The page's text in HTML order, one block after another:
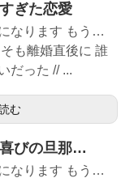
ぎた恋愛
なります もう…
も離婚直後に 誰
だった // ...
む
びの旦那…
なります もう…